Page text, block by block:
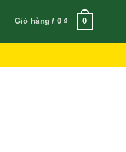
Giỏ hàng / 0₫ 0